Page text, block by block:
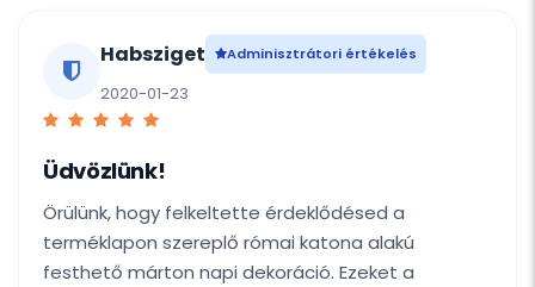
Habsziget Adminisztrátori értékelés
2020-01-23
Üdvözlünk!
Örülünk, hogy felkeltette érdeklődésed a
terméklapon szereplő római katona alakú
festhető márton napi dekoráció. Ezeket a